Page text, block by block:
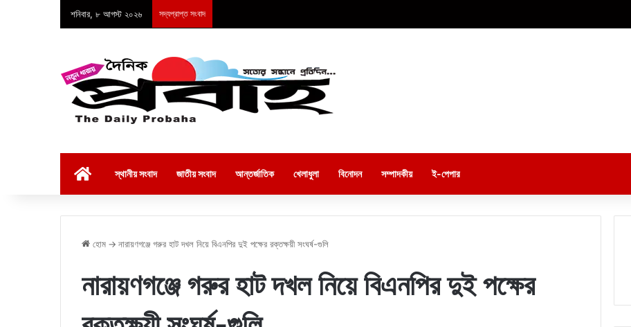
শনিবার, ৮ আগস্ট ২০২৬ সদ্যপ্রাপ্ত সংবাদ
স্থানীয় সংবাদ জাতীয় সংবাদ আন্তর্জাতিক খেলাধুলা বিনোদন সম্পাদকীয় ই-পেপার
হোম → নারায়ণগঞ্জে গরুর হাট দখল নিয়ে বিএনপির দুই পক্ষের রক্তক্ষয়ী সংঘর্ষ-গুলি
নারায়ণগঞ্জে গরুর হাট দখল নিয়ে বিএনপির দুই পক্ষের